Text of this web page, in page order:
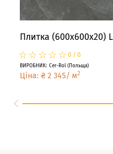
Плитка (600x600x20)
☆
★☆
★☆
★☆
★☆
★ 0 / 0
ВИРОБНИК: Cer-Rol (Польща)
Ціна: ₴ 2 345/ м2